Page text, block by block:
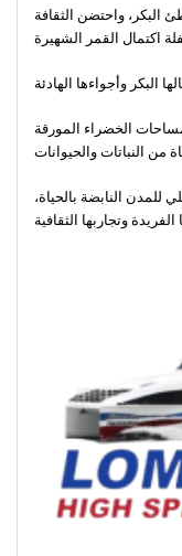
البكر، واحتضن الثقافة
الخضراء المورقة
للمدن النابضة بالحياة،